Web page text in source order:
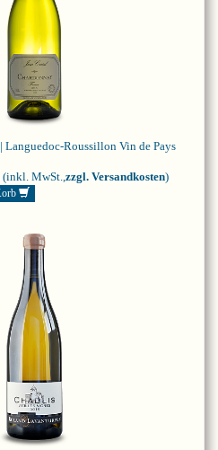
Languedoc-Roussillon Vin de Pays
(inkl. MwSt., zzgl. Versandkosten)